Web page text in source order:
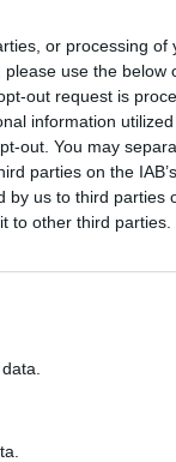
or processing of
use the below
out request is
information
out. You may
parties on the
by us to third parties
to other third parties.
Χαρακτικής και
Ντόναλντ Τραμπ
του
από τους
Post.
ανέφερε στην
Ίαν
σχέδιο,